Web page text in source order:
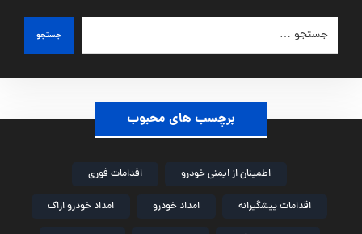
جستجو
برچسب های محبوب
اطمینان از ایمنی خودرو اقدامات فوری
اقدامات پیشگیرانه امداد خودرو امداد خودرو اراک